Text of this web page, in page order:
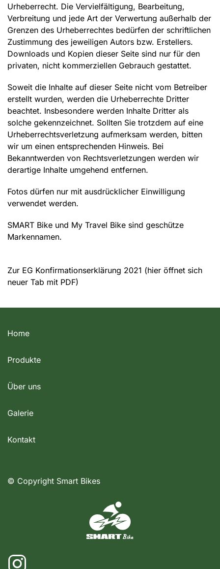
Urheberrecht. Die Vervielfältigung, Bearbeitung,
Verbreitung und jede Art der Verwertung außerhalb der
Grenzen des Urheberrechtes bedürfen der schriftlichen
Zustimmung des jeweiligen Autors bzw. Erstellers.
Downloads und Kopien dieser Seite sind nur für den
privaten, nicht kommerziellen Gebrauch gestattet.
Soweit die Inhalte auf dieser Seite nicht vom Betreiber
erstellt wurden, werden die Urheberrechte Dritter
beachtet. Insbesondere werden Inhalte Dritter als
solche gekennzeichnet. Sollten Sie trotzdem auf eine
Urheberrechtsverletzung aufmerksam werden, bitten
wir um einen entsprechenden Hinweis. Bei
Bekanntwerden von Rechtsverletzungen werden wir
derartige Inhalte umgehend entfernen.
Fotos dürfen nur mit ausdrücklicher Einwilligung
verwendet werden.
SMART Bike und My Travel Bike sind geschütze
Markennamen.
Zur EG Konfirmationserklärung 2021 (hier öffnet sich
neuer Tab mit PDF)
Home
Produkte
Über uns
Galerie
Kontakt
© Copyright Smart Bikes